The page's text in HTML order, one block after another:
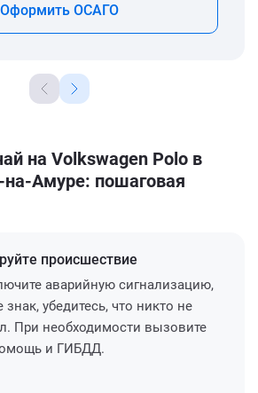
Оформить ОСАГО
на Volkswagen Polo в
Амуре: пошаговая
происшествие
аварийную сигнализацию,
знак, убедитесь, что никто не
При необходимости вызовите
и ГИБДД.